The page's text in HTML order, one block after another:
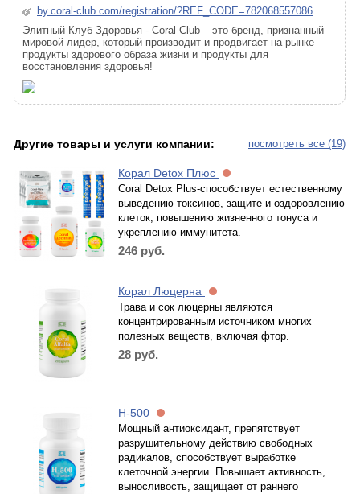
by.coral-club.com/registration/?REF_CODE=782068557086
Элитный Клуб Здоровья - Coral Club – это бренд, признанный
мировой лидер, который производит и продвигает на рынке
продукты здорового образа жизни и продукты для
восстановления здоровья!
посмотреть все (19)
Другие товары и услуги компании:
Корал Detox Плюс
Coral Detox Plus-способствует естественному
выведению токсинов, защите и оздоровлению
клеток, повышению жизненного тонуса и
укреплению иммунитета.
246 руб.
Корал Люцерна
Трава и сок люцерны являются
концентрированным источником многих
полезных веществ, включая фтор.
28 руб.
Н-500
Мощный антиоксидант, препятствует
разрушительному действию свободных
радикалов, способствует выработке
клеточной энергии. Повышает активность,
выносливость, защищает от раннего